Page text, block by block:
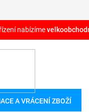
nabízíme
A VRÁCENÍ ZBOŽÍ